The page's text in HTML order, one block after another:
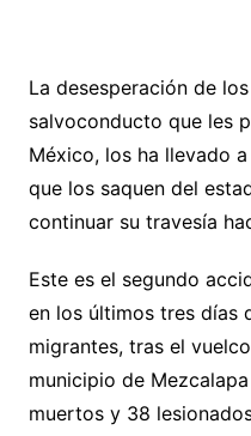
La desesperación de
salvoconducto que les
México, los ha llevado
que los saquen del
continuar su travesía
Este es el segundo
en los últimos tres días
migrantes, tras el
municipio de
muertos y 38